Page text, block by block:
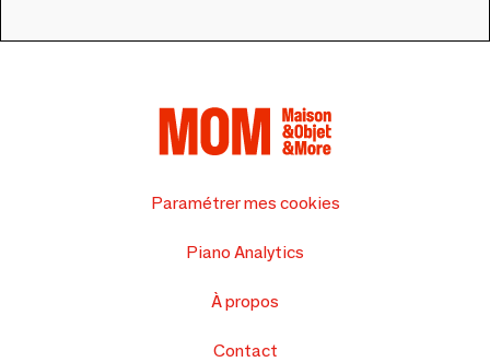
Paramétrer mes cookies
Piano Analytics
À propos
Contact